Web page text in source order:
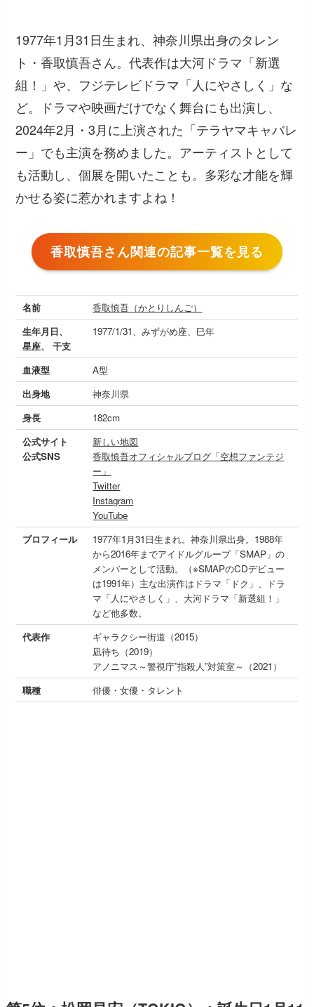
1977年1月31日生まれ、神奈川県出身のタレン
ト・香取慎吾さん。代表作は大河ドラマ「新選
組！」や、フジテレビドラマ「人にやさしく」な
ど。ドラマや映画だけでなく舞台にも出演し、
2024年2月・3月に上演された「テラヤマキャバレ
ー」でも主演を務めました。アーティストとして
も活動し、個展を開いたことも。多彩な才能を輝
かせる姿に惹かれますよね！
香取慎吾さん関連の記事一覧を見る
名前
香取慎吾（かとりしんご）
生年月日、
星座、 干支
1977/1/31、みずがめ座、巳年
血液型
A型
出身地
神奈川県
身長
182cm
公式サイト
公式SNS
新しい地図
香取慎吾オフィシャルブログ「空想ファンテジ
ー」
Twitter
Instagram
YouTube
プロフィール
1977年1月31日生まれ。神奈川県出身。1988年
から2016年までアイドルグループ「SMAP」の
メンバーとして活動。（※SMAPのCDデビュー
は1991年）主な出演作はドラマ「ドク」、ドラ
マ「人にやさしく」、大河ドラマ「新選組！」
など他多数。
代表作
ギャラクシー街道（2015）
凪待ち（2019）
アノニマス～警視庁”指殺人”対策室～（2021）
職種
俳優・女優・タレント